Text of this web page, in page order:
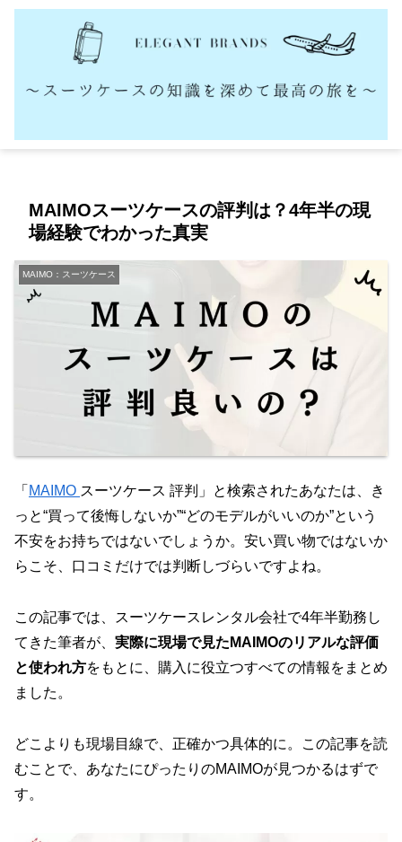
MAIMOスーツケースの評判は？4年半の現
場経験でわかった真実
MAIMO：スーツケース
「 MAIMO スーツケース 評判」と検索されたあなたは、き
っと“買って後悔しないか”“どのモデルがいいのか”という
不安をお持ちではないでしょうか。安い買い物ではないか
らこそ、口コミだけでは判断しづらいですよね。
この記事では、スーツケースレンタル会社で4年半勤務し
てきた筆者が、 実際に現場で見たMAIMOのリアルな評価
と使われ方をもとに、購入に役立つすべての情報をまとめ
ました。
どこよりも現場目線で、正確かつ具体的に。この記事を読
むことで、あなたにぴったりのMAIMOが見つかるはずで
す。